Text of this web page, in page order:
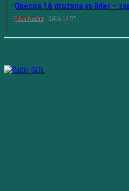
Obecna 16 drużyna vs lider –
Piłka Nożna 2026-08-07